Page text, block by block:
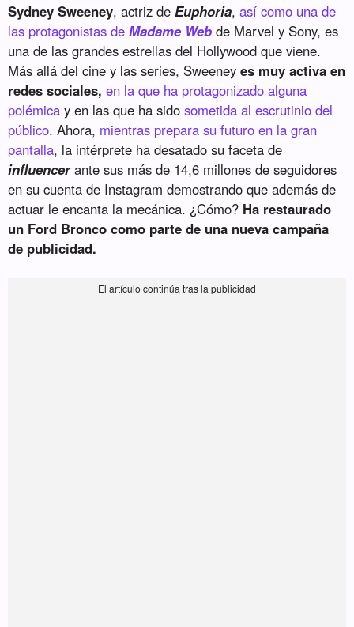
Sydney Sweeney, actriz de Euphoria,así como una de
las protagonistas deMadame Web de Marvel y Sony, es
una de las grandes estrellas del Hollywood que viene.
Más allá del cine y las series, Sweeneyes muy activa en
redes sociales, en la que ha protagonizado alguna
polémica y en las que ha sidosometida al escrutinio del
público. Ahora, mientras prepara su futuro en la gran
pantalla, la intérprete ha desatado su faceta de
influencerante sus más de 14,6 millones de seguidores
en su cuenta de Instagram demostrando que además de
actuar le encanta la mecánica. ¿Cómo? Ha restaurado
un Ford Bronco como parte de una nueva campaña
de publicidad.